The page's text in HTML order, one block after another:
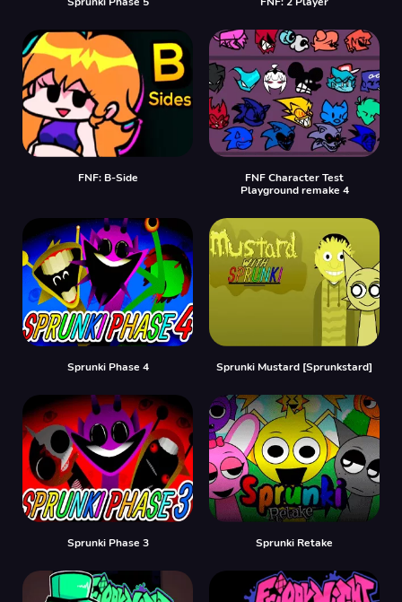
FNF: B-Side
FNF Character Test
Playground remake 4
Sprunki Phase 4 Sprunki Mustard [Sprunkstard]
Sprunki Phase 3 Sprunki Retake